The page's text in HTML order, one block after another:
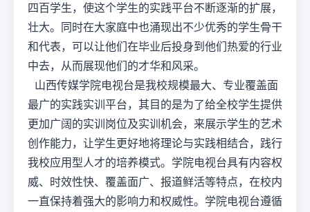
四百学生，使这个学生的实践平台不断逐渐的扩展，
壮大。同时在大家庭中也涌现出不少优秀的学生骨干
和代表，可以让他们在毕业后投身到他们热爱的行业
中去，从而展现他们的才华和风采。
山西传媒学院电视台是我校规模最大、专业覆盖面
最广的实践实训平台，其目的是为了给全校学生提供
更加广阔的实训岗位及实训机会，来展示学生的艺术
创作能力，让学生更好地将理论与实践相结合，践行
我校应用型人才的培养模式。学院电视台具有内容权
威、时效性快、覆盖面广、报道鲜活等特点，在校内
一直保持着强大的影响力和权威性。学院电视台遵循